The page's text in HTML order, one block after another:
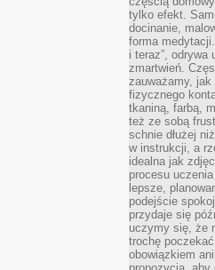
tylko efekt.
docinanie,
forma
i teraz”, odrywa
zmartwień.
zauważamy,
fizycznego
tkaniną, farbą,
też ze sobą
schnie dłużej
w instrukcji, a
idealna jak
procesu
lepsze,
podejście
przydaje się
uczymy się, że
trochę
obowiązkiem